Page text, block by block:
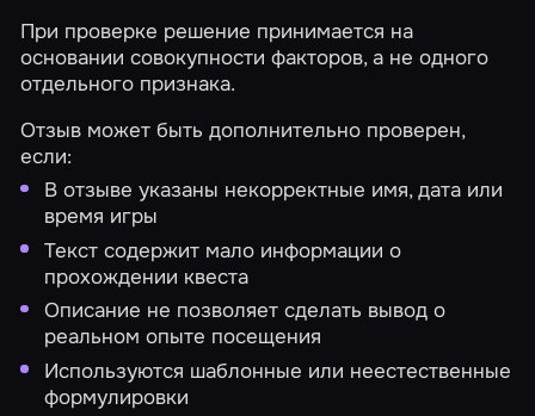
При проверке решение принимается на
основании совокупности факторов, а не одного
отдельного признака.
Отзыв может быть дополнительно проверен,
если:
В отзыве указаны некорректные имя, дата или
время игры
Текст содержит мало информации о
прохождении квеста
Описание не позволяет сделать вывод о
реальном опыте посещения
Используются шаблонные или неестественные
формулировки